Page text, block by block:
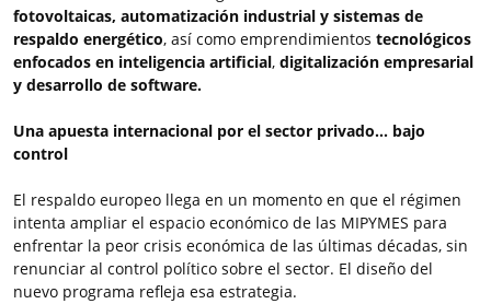
fotovoltaicas, automatización industrial y sistemas de
respaldo energético, así como emprendimientos tecnológicos
enfocados en inteligencia artificial, digitalización empresarial
y desarrollo de software.
Una apuesta internacional por el sector privado... bajo
control
El respaldo europeo llega en un momento en que el régimen
intenta ampliar el espacio económico de las MIPYMES para
enfrentar la peor crisis económica de las últimas décadas, sin
renunciar al control político sobre el sector. El diseño del
nuevo programa refleja esa estrategia.